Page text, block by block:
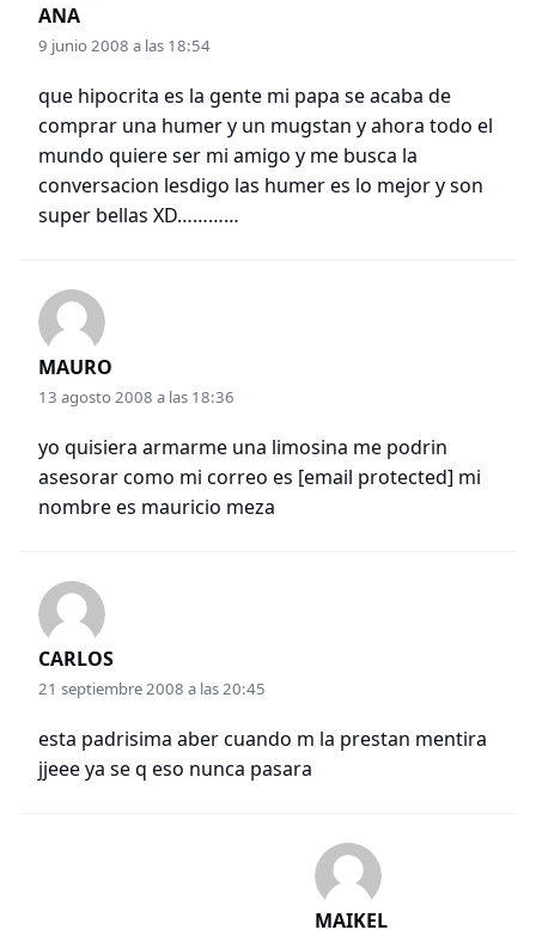
ANA
9 junio 2008 a las 18:54
que hipocrita es la gente mi papa se acaba de
comprar una humer y un mugstan y ahora todo el
mundo quiere ser mi amigo y me busca la
conversacion lesdigo las humer es lo mejor y son
super bellas XD…………
MAURO
13 agosto 2008 a las 18:36
yo quisiera armarme una limosina me podrin
asesorar como mi correo es [email protected] mi
nombre es mauricio meza
CARLOS
21 septiembre 2008 a las 20:45
esta padrisima aber cuando m la prestan mentira
jjeee ya se q eso nunca pasara
MAIKEL